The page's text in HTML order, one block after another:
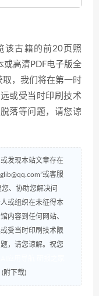
该古籍的前20页照
或高清PDF电子版全
，我们将在第一时
或受当时印刷技术
落等问题，请您谅
发现本站文章存在
或客服
、协助您解决问
或组织在未征得本
内容到任何网站、
受当时印刷技术限
，请您谅解。祝您
附下载)